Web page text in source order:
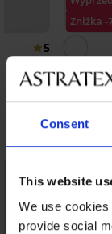
Consent
This website
We use
provide social
5
Zniżka -
Majtki
Bralette
50,10 zł